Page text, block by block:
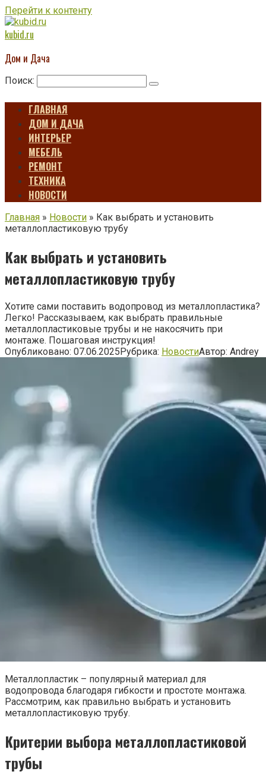
Перейти к контенту
kubid.ru
Дом и Дача
Поиск:
ГЛАВНАЯ
ДОМ И ДАЧА
ИНТЕРЬЕР
МЕБЕЛЬ
РЕМОНТ
ТЕХНИКА
НОВОСТИ
Главная » Новости » Как выбрать и установить
металлопластиковую трубу
Как выбрать и установить
металлопластиковую трубу
Хотите сами поставить водопровод из металлопластика?
Легко! Рассказываем, как выбрать правильные
металлопластиковые трубы и не накосячить при
монтаже. Пошаговая инструкция!
Опубликовано: 07.06.2025Рубрика: НовостиАвтор: Andrey
Металлопластик – популярный материал для
водопровода благодаря гибкости и простоте монтажа.
Рассмотрим, как правильно выбрать и установить
металлопластиковую трубу.
Критерии выбора металлопластиковой
трубы